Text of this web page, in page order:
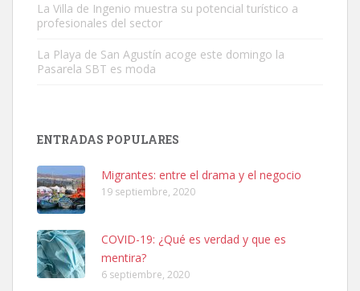
Leales.org » Gran Canaria
La Villa de Ingenio muestra su potencial turístico a
profesionales del sector
La Playa de San Agustín acoge este domingo la
Pasarela SBT es moda
ENTRADAS POPULARES
Migrantes: entre el drama y el negocio
19 septiembre, 2020
COVID-19: ¿Qué es verdad y que es
mentira?
6 septiembre, 2020